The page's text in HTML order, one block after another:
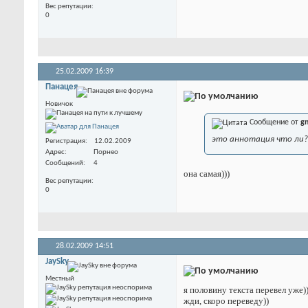
Вес репутации
0
25.02.2009 16:39
Панацея
Новичок
Регистрация
12.02.2009
Адрес
Порнео
Сообщений
4
Вес репутации
0
Сообщение от
это аннотация что ли?
она самая)))
28.02.2009 14:51
JaySky
Местный
я половину текста перевел
жди, скоро переведу))